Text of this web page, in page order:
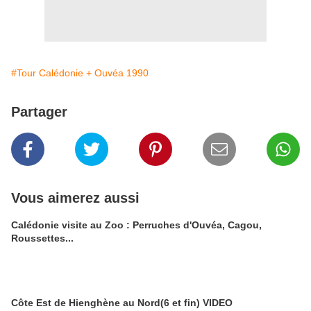
#Tour Calédonie + Ouvéa 1990
Partager
Vous aimerez aussi
Calédonie visite au Zoo : Perruches d'Ouvéa, Cagou,
Roussettes...
Côte Est de Hienghène au Nord(6 et fin) VIDEO